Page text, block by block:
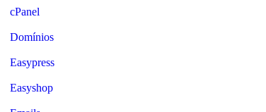
cPanel
Domínios
Easypress
Easyshop